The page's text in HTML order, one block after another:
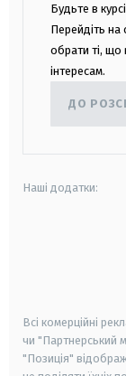
Будьте в
Перейдіть на
обрати ті, що
інтересам.
ДО
Наші додатки:
Всі комерційні
чи "Партнерський
"Позиція"